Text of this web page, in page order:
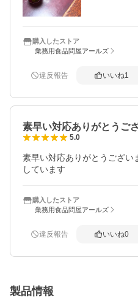
購入したストア
業務用食品問屋アールズ
違反報告 いいね1
素早い対応ありがとうご
5.0
素早い対応ありがとうござい
しています
購入したストア
業務用食品問屋アールズ
違反報告 いいね0
製品情報